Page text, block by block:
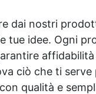
dai nostri
tue idee. Ogni
ciò che ti
qualità e